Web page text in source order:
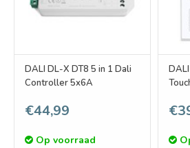
DALI DL-X DT8 5 in 1 Dali
Controller 5x6A
€44,99
Op voorraad